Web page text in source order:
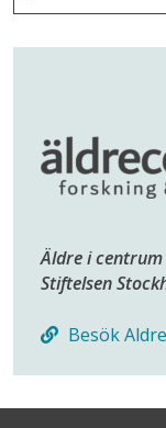
Äldre i centrum
Stiftelsen
Besök